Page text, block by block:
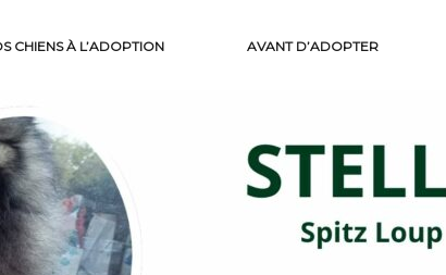
CHIENS À L’ADOPTION AVANT D’ADOPTER